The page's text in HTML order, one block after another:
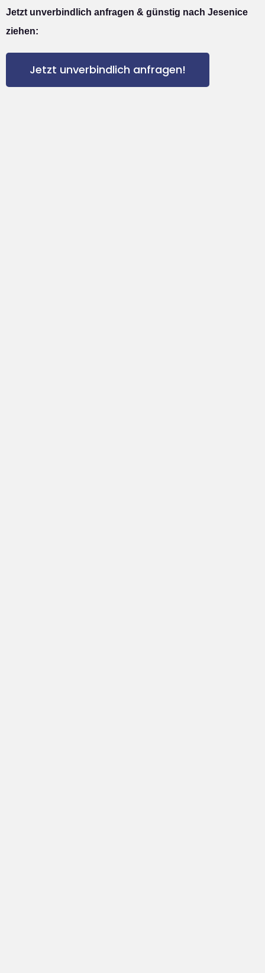
Jetzt unverbindlich anfragen & günstig nach Jesenice
ziehen:
Jetzt unverbindlich anfragen!